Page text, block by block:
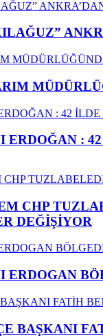
ERDOĞAN :
CHP
DEĞİŞİYOR
ERDOGAN
BAŞKANI